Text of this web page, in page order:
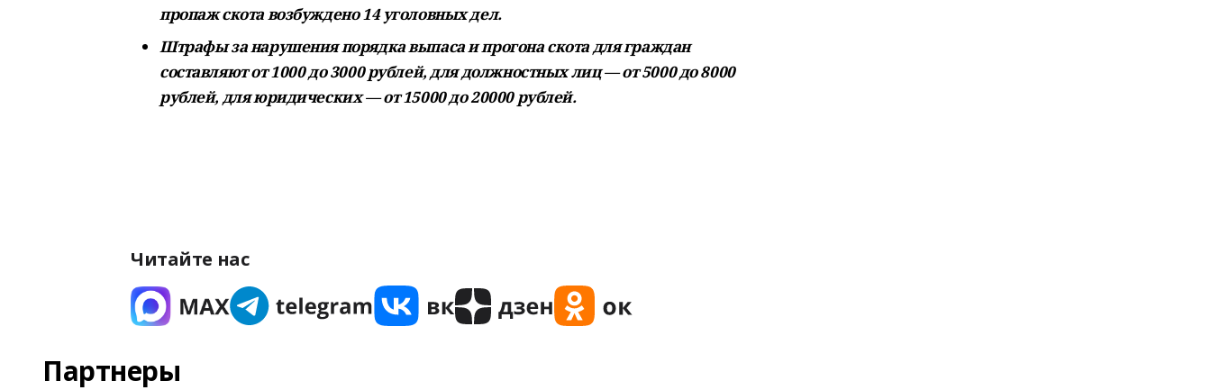
пропаж скота возбуждено 14 уголовных дел.
Штрафы за нарушения порядка выпаса и прогона скота для граждан
составляют от 1000 до 3000 рублей, для должностных лиц — от 5000 до 8000
рублей, для юридических — от 15000 до 20000 рублей.
Читайте нас
Партнеры